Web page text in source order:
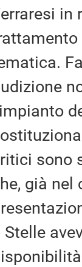
in
sono
già nel
Stelle